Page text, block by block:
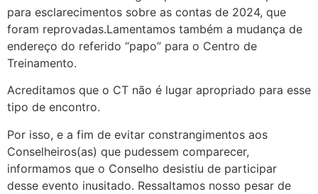
para esclarecimentos sobre as contas de 2024, que
foram reprovadas.Lamentamos também a mudança de
endereço do referido “papo” para o Centro de
Treinamento.
Acreditamos que o CT não é lugar apropriado para esse
tipo de encontro.
Por isso, e a fim de evitar constrangimentos aos
Conselheiros(as) que pudessem comparecer,
informamos que o Conselho desistiu de participar
desse evento inusitado. Ressaltamos nosso pesar de